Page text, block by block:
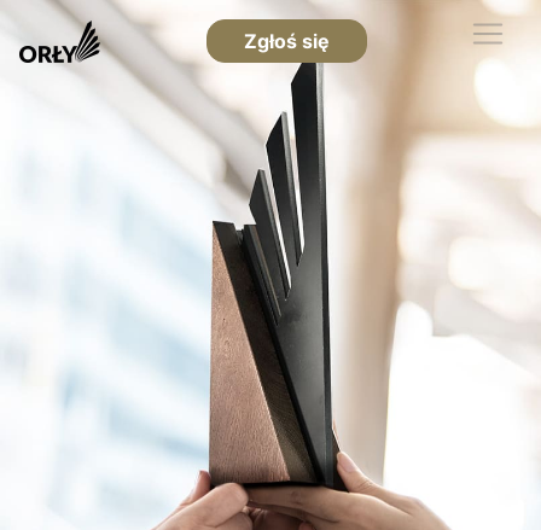
Zgłoś się